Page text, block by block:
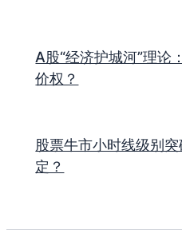
A股“经济护城河”理论
价权？
股票牛市小时线级别
定？